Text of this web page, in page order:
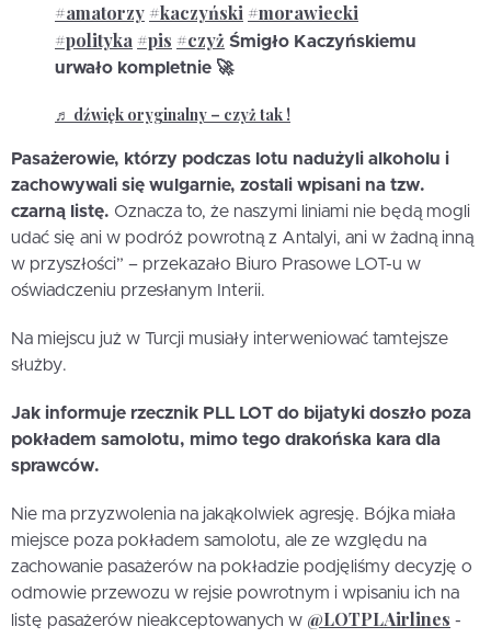
#amatorzy #kaczyński #morawiecki
#polityka #pis #czyż Śmigło Kaczyńskiemu
urwało kompletnie 🚀
♬ dźwięk oryginalny – czyż tak !
Pasażerowie, którzy podczas lotu nadużyli alkoholu i
zachowywali się wulgarnie, zostali wpisani na tzw.
czarną listę. Oznacza to, że naszymi liniami nie będą mogli
udać się ani w podróż powrotną z Antalyi, ani w żadną inną
w przyszłości” – przekazało Biuro Prasowe LOT-u w
oświadczeniu przesłanym Interii.
Na miejscu już w Turcji musiały interweniować tamtejsze
służby.
Jak informuje rzecznik PLL LOT do bijatyki doszło poza
pokładem samolotu, mimo tego drakońska kara dla
sprawców.
Nie ma przyzwolenia na jakąkolwiek agresję. Bójka miała
miejsce poza pokładem samolotu, ale ze względu na
zachowanie pasażerów na pokładzie podjęliśmy decyzję o
odmowie przewozu w rejsie powrotnym i wpisaniu ich na
listę pasażerów nieakceptowanych w @LOTPLAirlines -